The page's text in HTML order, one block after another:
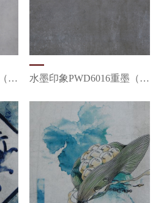
水墨印象PWD6015浓墨（一砖八面） 水墨印象PWD6016重墨（一砖四面）